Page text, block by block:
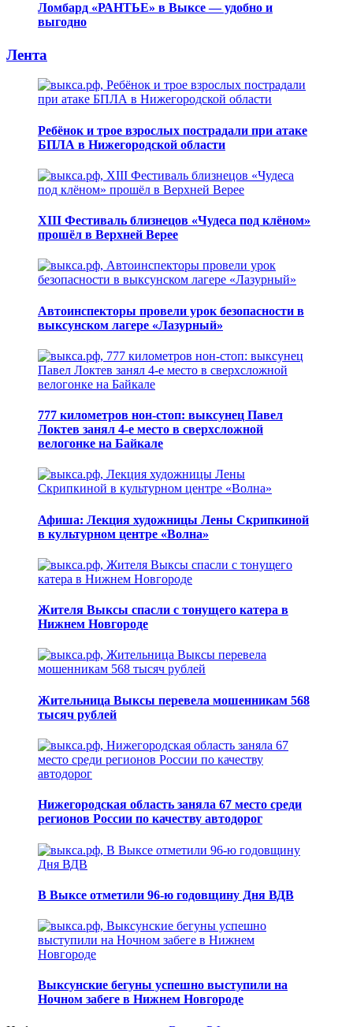
Ломбард «РАНТЬЕ» в Выксе — удобно и
выгодно
Лента
Ребёнок и трое взрослых пострадали при атаке
БПЛА в Нижегородской области
XIII Фестиваль близнецов «Чудеса под клёном»
прошёл в Верхней Верее
Автоинспекторы провели урок безопасности в
выксунском лагере «Лазурный»
777 километров нон-стоп: выксунец Павел
Локтев занял 4-е место в сверхсложной
велогонке на Байкале
Афиша: Лекция художницы Лены Скрипкиной
в культурном центре «Волна»
Жителя Выксы спасли с тонущего катера в
Нижнем Новгороде
Жительница Выксы перевела мошенникам 568
тысяч рублей
Нижегородская область заняла 67 место среди
регионов России по качеству автодорог
В Выксе отметили 96-ю годовщину Дня ВДВ
Выксунские бегуны успешно выступили на
Ночном забеге в Нижнем Новгороде